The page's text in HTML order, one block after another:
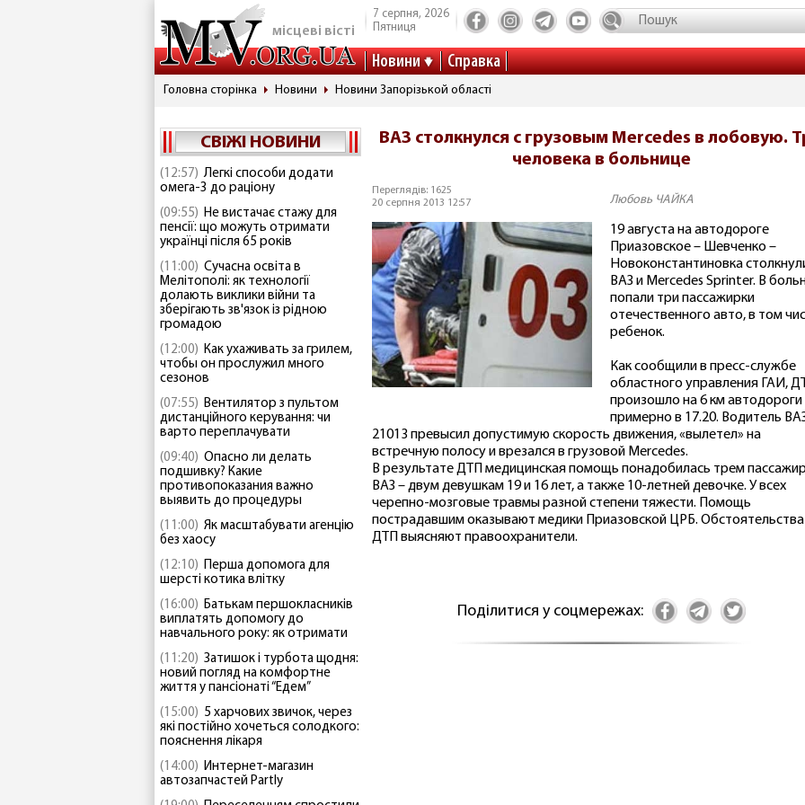
місцеві вісті
7 серпня, 2026
Пятниця
Новини Справка
Головна сторінка Новини Новини Запорізькой області
СВІЖІ НОВИНИ
(12:57) Легкі способи додати
омега-3 до раціону
(09:55) Не вистачає стажу для
пенсії: що можуть отримати
українці після 65 років
(11:00) Сучасна освіта в
Мелітополі: як технології
долають виклики війни та
зберігають зв'язок із рідною
громадою
(12:00) Как ухаживать за грилем,
чтобы он прослужил много
сезонов
(07:55) Вентилятор з пультом
дистанційного керування: чи
варто переплачувати
(09:40) Опасно ли делать
подшивку? Какие
противопоказания важно
выявить до процедуры
(11:00) Як масштабувати агенцію
без хаосу
(12:10) Перша допомога для
шерсті котика влітку
(16:00) Батькам першокласників
виплатять допомогу до
навчального року: як отримати
(11:20) Затишок і турбота щодня:
новий погляд на комфортне
життя у пансіонаті “Едем”
(15:00) 5 харчових звичок, через
які постійно хочеться солодкого:
пояснення лікаря
(14:00) Интернет-магазин
автозапчастей Partly
ВАЗ столкнулся с грузовым Mercedes в лобовую.
человека в больнице
Переглядів: 1625
20 серпня 2013 12:57
Любовь ЧАЙКА
19 августа на автодороге
Приазовское – Шевченко –
Новоконстантиновка
ВАЗ и Mercedes Sprinter. В
попали три пассажирки
отечественного авто, в том
ребенок.
Как сообщили в пресс-службе
областного управления ГАИ,
произошло на 6 км автодороги
примерно в 17.20. Водитель
21013 превысил допустимую скорость движения, «вылетел» на
встречную полосу и врезался в грузовой Mercedes.
В результате ДТП медицинская помощь понадобилась трем
ВАЗ – двум девушкам 19 и 16 лет, а также 10-летней девочке. У всех
черепно-мозговые травмы разной степени тяжести. Помощь
пострадавшим оказывают медики Приазовской ЦРБ. Обстоятельства
ДТП выясняют правоохранители.
Поділитися у соцмережах: